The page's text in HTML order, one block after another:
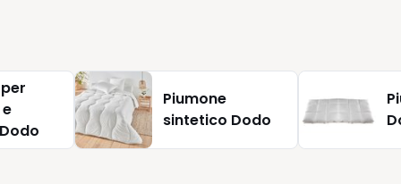
neonati Dodo
Piumone
sintetico Dodo